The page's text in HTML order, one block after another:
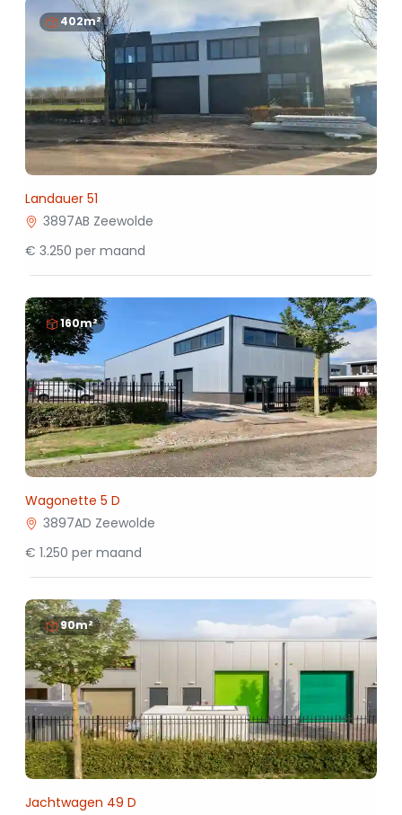
402m²
Landauer 51
3897AB Zeewolde
€ 3.250 per maand
160m²
Wagonette 5 D
3897AD Zeewolde
€ 1.250 per maand
90m²
Jachtwagen 49 D